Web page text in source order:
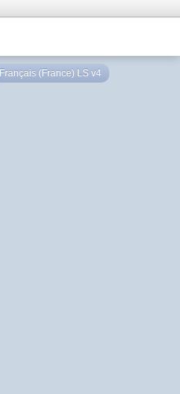
Français (France) LS v4